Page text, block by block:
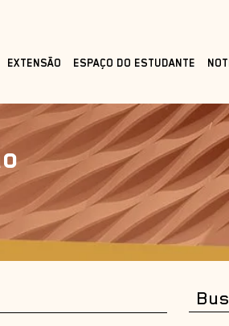
EXTENSÃO ESPAÇO DO ESTUDANTE